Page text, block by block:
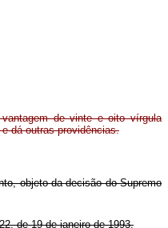
de vinte e oito vírgula
dá outras providências.
objeto da decisão do Supremo
de 19 de janeiro de 1993.